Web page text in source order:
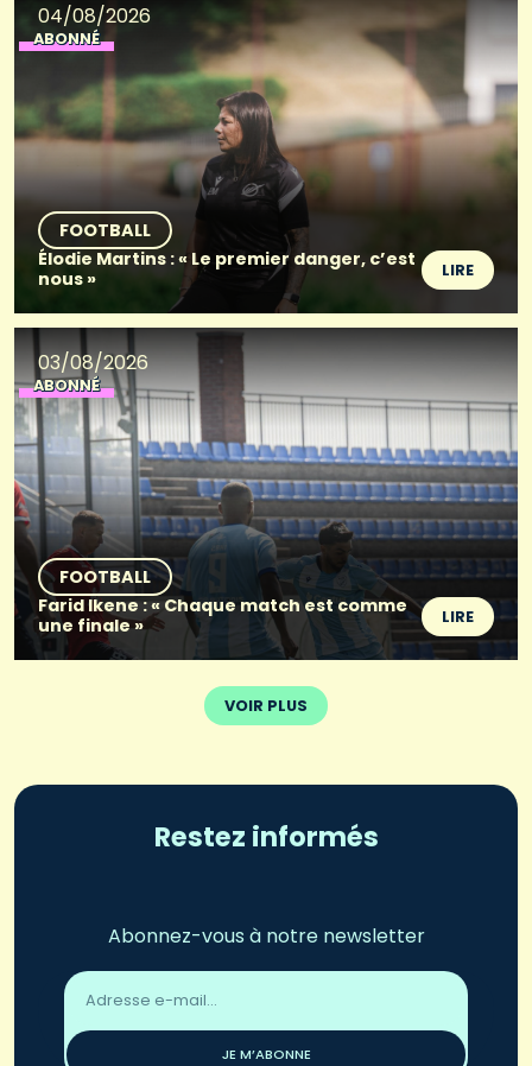
04/08/2026
ABONNÉ
FOOTBALL
Élodie Martins : « Le premier danger, c’est
nous »
LIRE
03/08/2026
ABONNÉ
FOOTBALL
Farid Ikene : « Chaque match est comme
une finale »
LIRE
VOIR PLUS
Restez informés
Abonnez-vous à notre newsletter
Adresse
email
JE M’ABONNE